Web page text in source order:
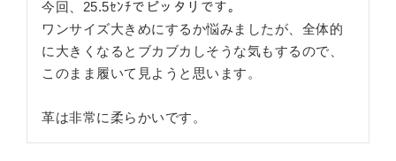
今回、25.5ｾﾝﾁでピッタリです。
ワンサイズ大きめにするか悩みましたが、全体的
に大きくなるとブカブカしそうな気もするので、
このまま履いて見ようと思います。
革は非常に柔らかいです。